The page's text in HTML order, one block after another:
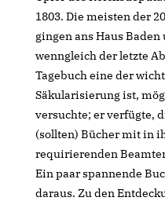
1803. Die meisten der
gingen ans Haus
wenngleich der letzte
Tagebuch eine der
Säkularisierung ist,
versuchte; er verfügte,
(sollten) Bücher mit in
requirierenden
Ein paar spannende
daraus. Zu den